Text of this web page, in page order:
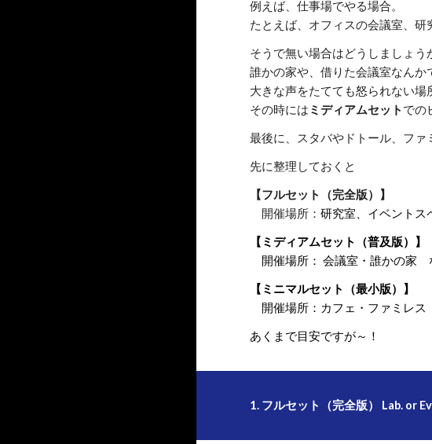
例えば、仕事場でやる場合。
たとえば、オフィスの会議室、
そうで無い場合はどうしましょう
誰かの家や、借りた会議室なんか
大きな声をたてても怒られない場
その時には ミディアムセット での
最後に、スタバやドトール、フ
先に整理しておくと
【フルセット（完全版）】
開催場所：研究室 イベント
【ミディアムセット（普及版）】
開催場所： 会議室・誰かの家
【ミニマルセット（最小版）】
開催場所：カフェ・ファミレス
あくまで目安ですが～！
1. フルセット（完全版） Lab. or